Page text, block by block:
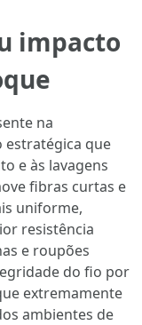
impacto
na
estratégica que
e às lavagens
fibras curtas e
uniforme,
resistência
e roupões
do fio por
extremamente
ambientes de